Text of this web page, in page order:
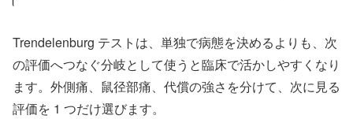
Trendelenburg テストは、単独で病態を決めるよりも、次
の評価へつなぐ分岐として使うと臨床で活かしやすくなり
ます。外側痛、鼠径部痛、代償の強さを分けて、次に見る
評価を 1 つだけ選びます。